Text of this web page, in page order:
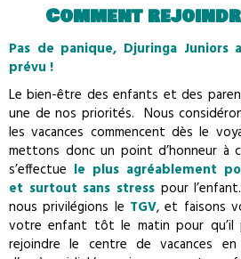
Comment
Pas de panique, Djuringa Juniors
prévu !
Le bien-être des enfants et des
une de nos priorités. Nous
les vacances commencent dès le
mettons donc un point d’honneur à
s’effectue le plus agréablement
et surtout sans stress pour
nous privilégions le TGV, et faisons
votre enfant tôt le matin pour qu’il
rejoindre le centre de vacances en